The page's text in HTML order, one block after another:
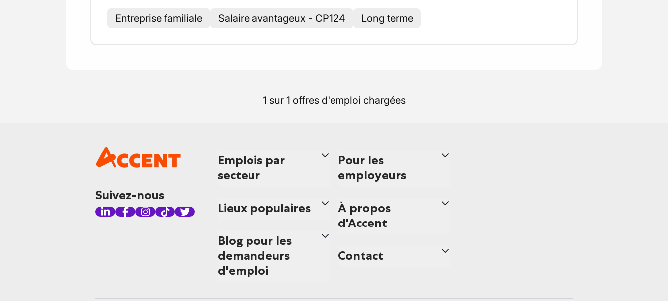
Entreprise familiale Salaire avantageux - CP124 Long terme
1 sur 1 offres d'emploi chargées
Suivez-nous
Emplois par
secteur
Lieux populaires
Blog pour les
demandeurs
d'emploi
Pour les
employeurs
À propos
d'Accent
Contact